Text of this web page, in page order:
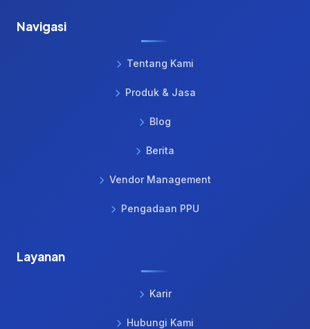
Navigasi
Tentang Kami
Produk & Jasa
Blog
Berita
Vendor Management
Pengadaan PPU
Layanan
Karir
Hubungi Kami